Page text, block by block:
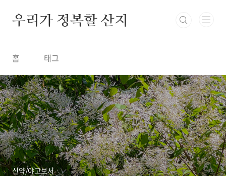
우리가 정복할 산지
홈 태그
신약/야고보서